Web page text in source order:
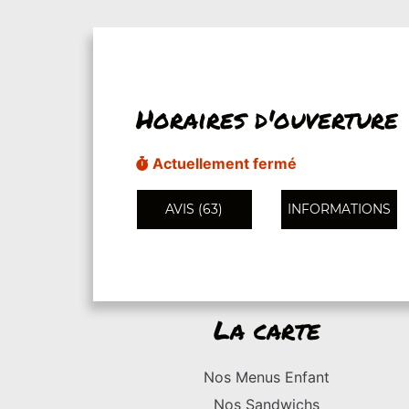
Horaires d'ouverture
Actuellement fermé
AVIS (63) INFORMATIONS
La carte
Nos Menus Enfant
Nos Sandwichs